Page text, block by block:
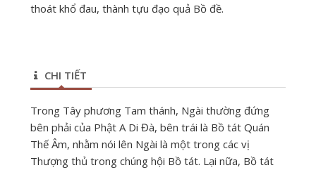
thoát khổ đau, thành tựu đạo quả Bồ đề.
CHI TIẾT
Trong Tây phương Tam thánh, Ngài thường đứng
bên phải của Phật A Di Đà, bên trái là Bồ tát Quán
Thế Âm, nhằm nói lên Ngài là một trong các vị
Thượng thủ trong chúng hội Bồ tát. Lại nữa, Bồ tát